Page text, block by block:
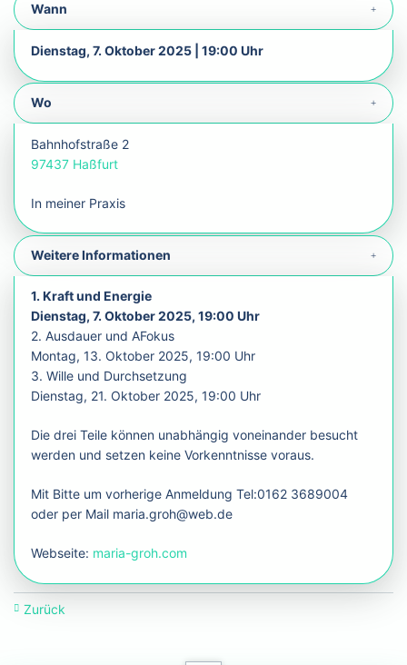
Wann
Dienstag, 7. Oktober 2025 | 19:00 Uhr
Wo
Bahnhofstraße 2
97437 Haßfurt
In meiner Praxis
Weitere Informationen
1. Kraft und Energie
Dienstag, 7. Oktober 2025, 19:00 Uhr
2. Ausdauer und AFokus
Montag, 13. Oktober 2025, 19:00 Uhr
3. Wille und Durchsetzung
Dienstag, 21. Oktober 2025, 19:00 Uhr
Die drei Teile können unabhängig voneinander besucht
werden und setzen keine Vorkenntnisse voraus.
Mit Bitte um vorherige Anmeldung Tel:0162 3689004
oder per Mail maria.groh@web.de
Webseite: maria-groh.com
Zurück